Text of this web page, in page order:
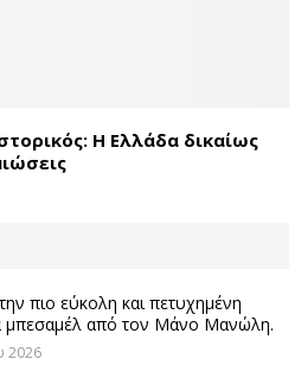
Η Ελλάδα δικαίως
πιο εύκολη και πετυχημένη
μπεσαμέλ από τον Μάνο Μανώλη.
2026